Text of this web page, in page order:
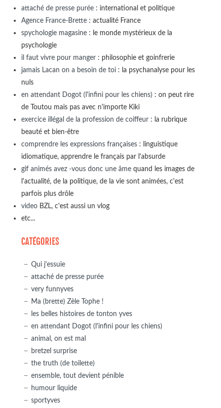
attaché de presse purée: international et politique
Agence France-Brette: actualité France
spychologie magasine: le monde mystérieux de la
psychologie
il faut vivre pour manger: philosophie et goinfrerie
jamais Lacan on a besoin de toi: la psychanalyse pour les
nuls
en attendant Dogot (l'infini pour les chiens): on peut rire
de Toutou mais pas avec n'importe Kiki
exercice illégal de la profession de coiffeur: la rubrique
beauté et bien-être
comprendre les expressions françaises: linguistique
idiomatique, apprendre le français par l'absurde
gif animés avez -vous donc une âmequand les images de
l'actualité, de la politique, de la vie sont animées, c'est
parfois plus drôle
videoBZL, c'est aussi un vlog
etc...
CATÉGORIES
Qui j'essuie
attaché de presse purée
very funnyves
Ma (brette) Zèle Tophe !
les belles histoires de tonton yves
en attendant Dogot (l'infini pour les chiens)
animal, on est mal
bretzel surprise
the truth (de toilette)
ensemble, tout devient pénible
humour liquide
sportyves